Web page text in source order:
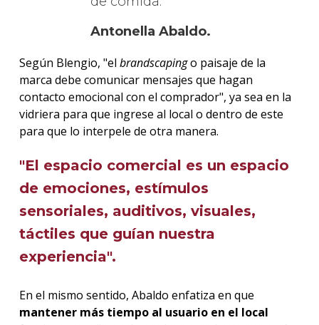
Antonella Abaldo.
Según Blengio, "el brandscapingo paisaje de la
marca debe comunicar mensajes que hagan
contacto emocional con el comprador", ya sea en la
vidriera para que ingrese al local o dentro de este
para que lo interpele de otra manera.
"El espacio comercial es un espacio
de emociones, estímulos
sensoriales, auditivos, visuales,
táctiles que guían nuestra
experiencia".
En el mismo sentido, Abaldo enfatiza en que
mantener más tiempo al usuario en el local